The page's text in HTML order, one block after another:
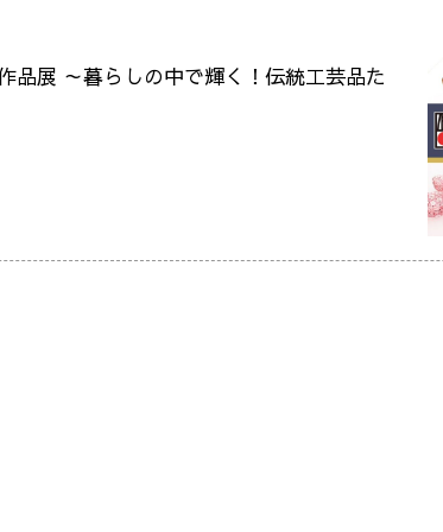
展 ～暮らしの中で輝く！伝統工芸品た